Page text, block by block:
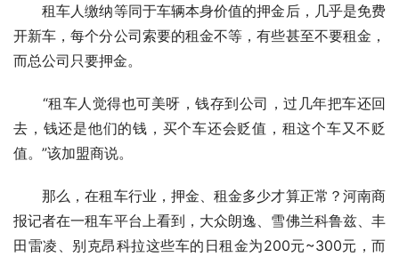
租车人缴纳等同于车辆本身价值的押金后，几乎是免费
开新车，每个分公司索要的租金不等，有些甚至不要租金，
而总公司只要押金。
“租车人觉得也可美呀，钱存到公司，过几年把车还回
去，钱还是他们的钱，买个车还会贬值，租这个车又不贬
值。”该加盟商说。
那么，在租车行业，押金、租金多少才算正常？河南商
报记者在一租车平台上看到，大众朗逸、雪佛兰科鲁兹、丰
田雷凌、别克昂科拉这些车的日租金为200元~300元，而